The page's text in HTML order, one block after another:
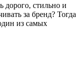
дорого, стильно и
за бренд? Тогда
из самых